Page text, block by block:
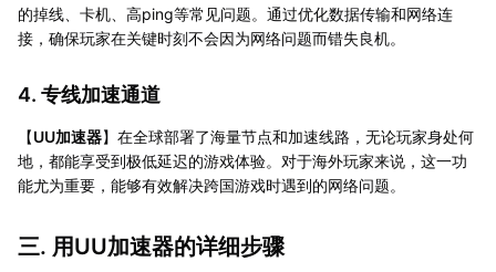
的掉线、卡机、高ping等常见问题。通过优化数据传输和网络连
接，确保玩家在关键时刻不会因为网络问题而错失良机。
4. 专线加速通道
【UU加速器】在全球部署了海量节点和加速线路，无论玩家身处何
地，都能享受到极低延迟的游戏体验。对于海外玩家来说，这一功
能尤为重要，能够有效解决跨国游戏时遇到的网络问题。
三. 用UU加速器的详细步骤